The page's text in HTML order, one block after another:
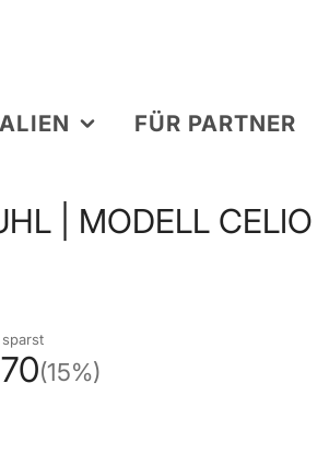
FÜR PARTNER
| MODELL CELIO
(15%)